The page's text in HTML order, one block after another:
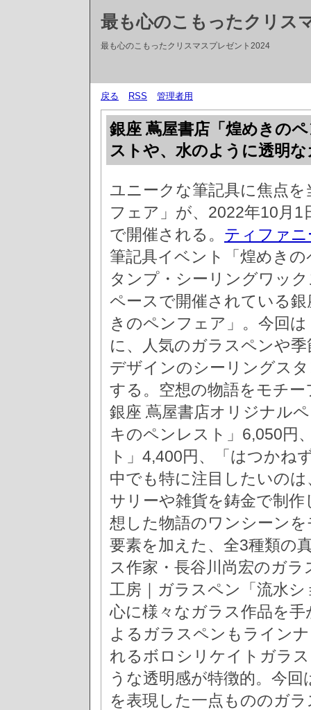
最も心のこもったクリス
最も心のこもったクリスマスプレゼント2024
戻る RSS 管理者用
銀座 蔦屋書店「煌めきの
ストや、水のように透明
ユニークな筆記具に焦点
フェア」が、2022年10月
で開催される。 ティファ
筆記具イベント「煌めき
タンプ・シーリングワッ
ペースで開催されている
きのペンフェア」。今回
に、人気のガラスペンや
デザインのシーリングス
する。空想の物語をモチ
銀座 蔦屋書店オリジナル
キのペンレスト」6,050円
ト」4,400円、「はつかね
中でも特に注目したいの
サリーや雑貨を鋳金で制
想した物語のワンシーン
要素を加えた、全3種類の
ス作家・長谷川尚宏のガ
工房｜ガラスペン「流水
心に様々なガラス作品を
よるガラスペンもライン
れるボロシリケイトガラ
うな透明感が特徴的。今
を表現した一点もののガ